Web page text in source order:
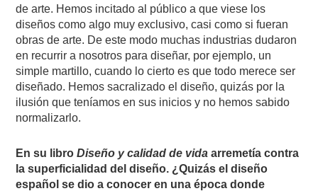
de arte. Hemos incitado al público a que viese los
diseños como algo muy exclusivo, casi como si fueran
obras de arte. De este modo muchas industrias dudaron
en recurrir a nosotros para diseñar, por ejemplo, un
simple martillo, cuando lo cierto es que todo merece ser
diseñado. Hemos sacralizado el diseño, quizás por la
ilusión que teníamos en sus inicios y no hemos sabido
normalizarlo.
En su libroDiseño y calidad de vidaarremetía contra
la superficialidad del diseño. ¿Quizás el diseño
español se dio a conocer en una época donde